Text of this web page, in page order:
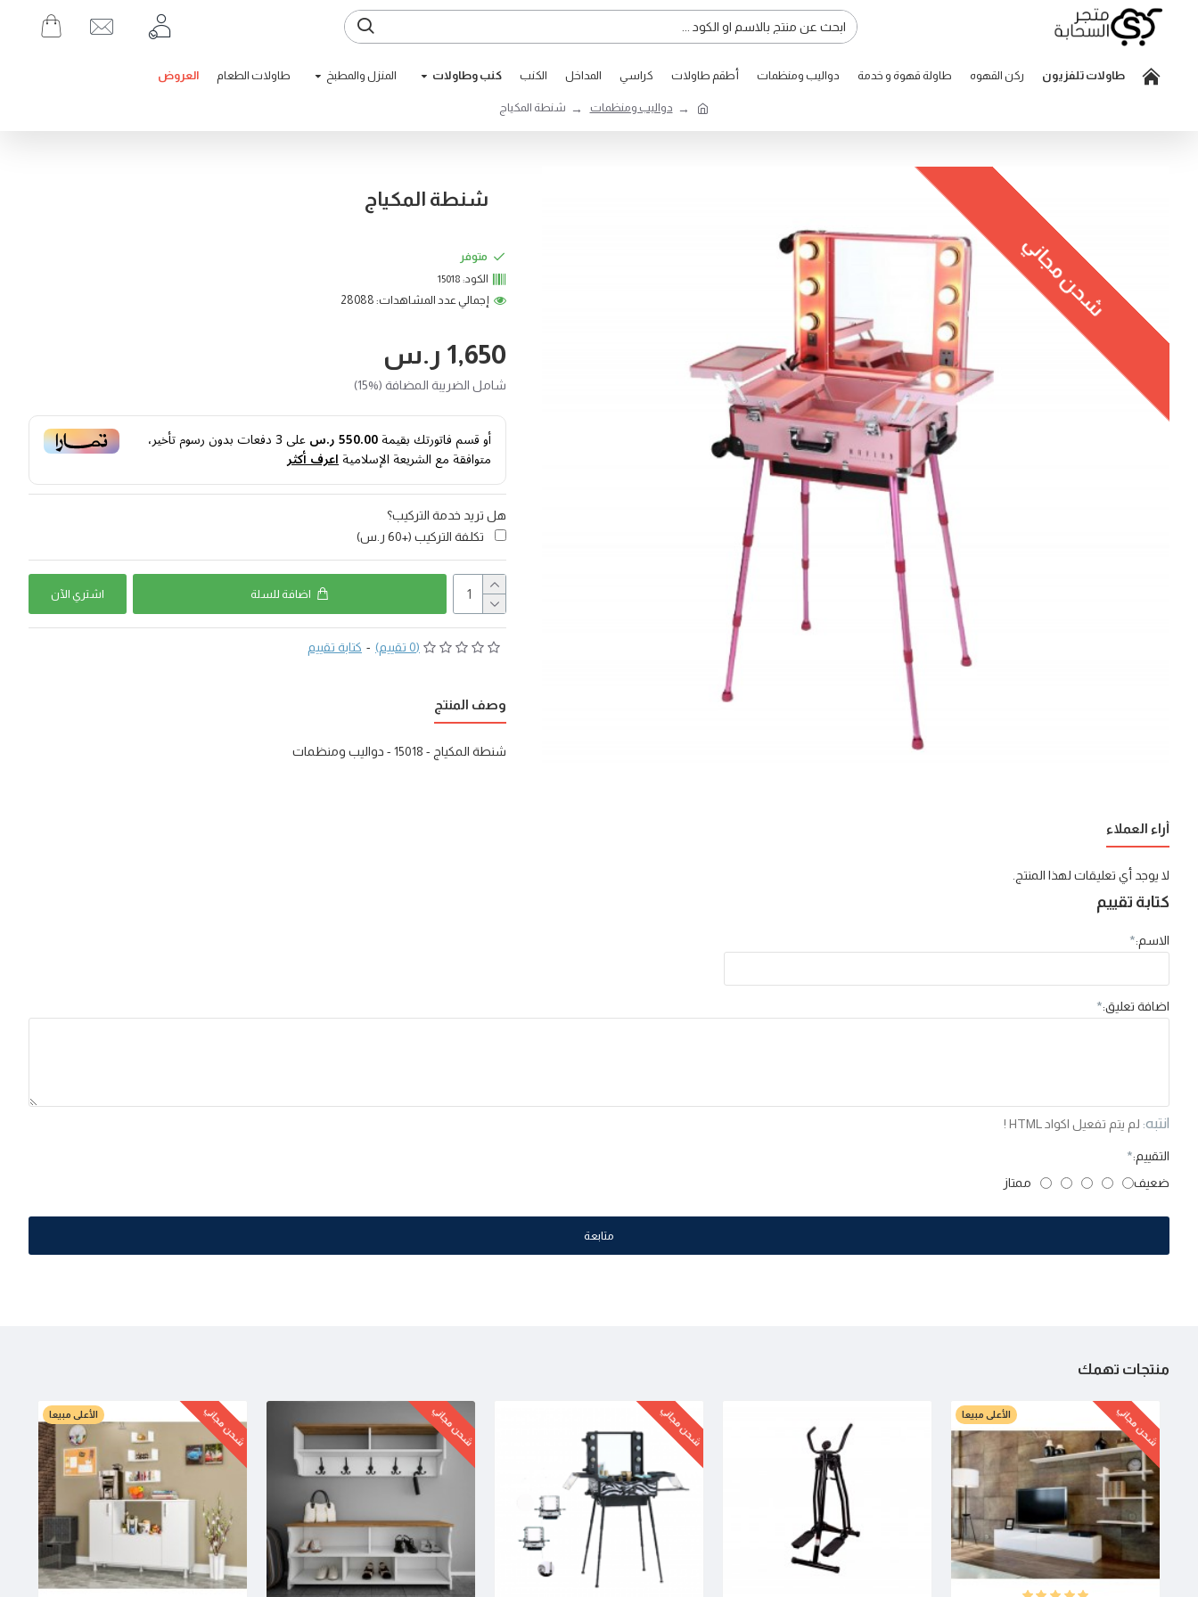
طاولات تلفزيون ركن القهوه طاولة قهوة و خدمة دواليب ومنظمات أطقم طاولات كراسي المداخل الكنب كنب وطاوﻻت المنزل والمطبخ طاولات الطعام العروض
دواليب ومنظمات شنطة المكياج
شحن مجاني
شنطة المكياج
(0 تقييم) - كتابة تقييم
1,650 ر.س
شامل الضريبة المضافة (%15)
متوفر
الكود: 15018
إجمالي عدد المشاهدات: 28088
أو قسم فاتورتك بقيمة550.00 ر.س على3دفعات بدون رسوم تأخير،
متوافقة مع الشريعة الإسلاميةاعرف أكثر
هل تريد خدمة التركيب؟
تكلفة التركيب (+60 ر.س)
اضافة للسلة اشتري اﻵن
وصف المنتج
شنطة المكياج - 15018 - دواليب ومنظمات
أراء العملاء
لا يوجد أي تعليقات لهذا المنتج.
كتابة تقييم
الاسم:
اضافة تعليق:
انتبه: لم يتم تفعيل اكواد HTML !
التقييم:
ضعيف
ممتاز
متابعة
منتجات تهمك
الأعلى مبيعا شحن مجاني شحن مجاني شحن مجاني الأعلى مبيعا شحن مجاني